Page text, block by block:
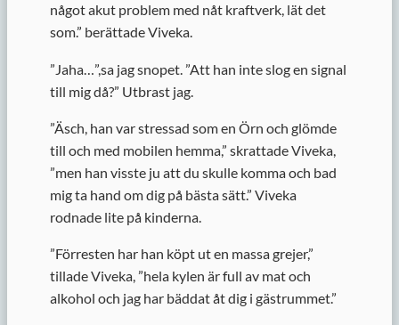
något akut problem med nåt kraftverk, lät det
som.” berättade Viveka.
” Jaha…”,sa jag snopet. ”Att han inte slog en signal
till mig då?” Utbrast jag.
”Äsch, han var stressad som en Örn och glömde
till och med mobilen hemma,” skrattade Viveka,
”men han visste ju att du skulle komma och bad
mig ta hand om dig på bästa sätt.” Viveka
rodnade lite på kinderna.
”Förresten har han köpt ut en massa grejer,”
tillade Viveka, ”hela kylen är full av mat och
alkohol och jag har bäddat åt dig i gästrummet.”